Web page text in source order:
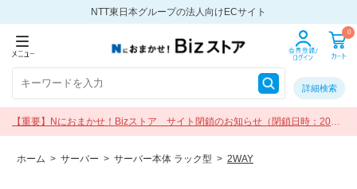
NTT東日本グループの法人向けECサイト
0
詳細検索
【重要】Nにおまかせ！Bizストア サイト閉鎖のお知らせ（閉鎖日時：2026
年9月30日 17:00）
ホーム > サーバー > サーバー本体 ラック型 > 2WAY